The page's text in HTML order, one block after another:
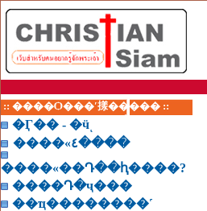
:: ����Ѻ���ʹ㨾����� ::
�Ӷ�� - �ӵͺ
����«٤����
����«��Դ��ԧ����?
����Դ�ҷ���
��ҵ��������˹